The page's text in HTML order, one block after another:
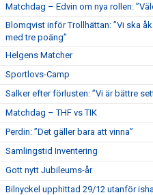
Matchdag – Edvin om nya rollen:
Blomqvist inför Trollhättan: ”Vi ska
med tre poäng”
Helgens Matcher
Sportlovs-Camp
Salker efter förlusten: ”Vi är bättre
Matchdag – THF vs TIK
Perdin: ”Det gäller bara att vinna”
Samlingstid Inventering
Gott nytt Jubileums-år
Bilnyckel upphittad 29/12 utanför